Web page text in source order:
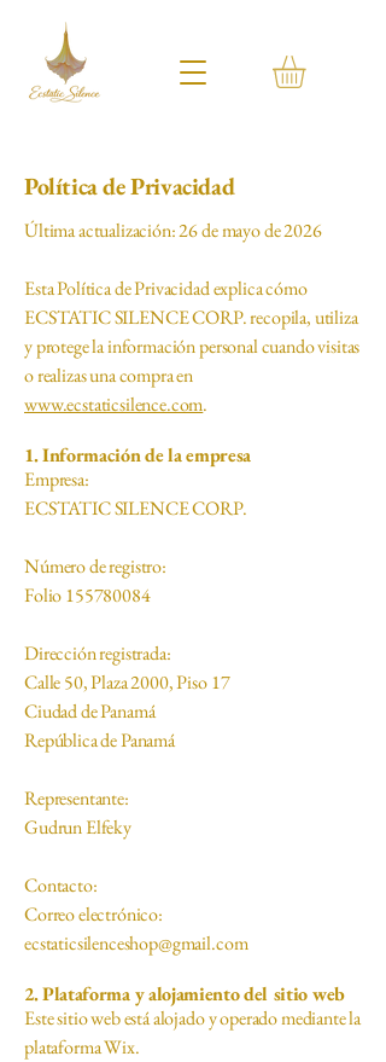
Política de Privacidad
Última actualización: 26 de mayo de 2026
Esta Política de Privacidad explica cómo
ECSTATIC SILENCE CORP. recopila, utiliza
y protege la información personal cuando visitas
o realizas una compra en
www.ecstaticsilence.com.
1. Información de la empresa
Empresa:
ECSTATIC SILENCE CORP.
Número de registro:
Folio 155780084
Dirección registrada:
Calle 50, Plaza 2000, Piso 17
Ciudad de Panamá
República de Panamá
Representante:
Gudrun Elfeky
Contacto:
Correo electrónico:
ecstaticsilenceshop@gmail.com
2. Plataforma y alojamiento del sitio web
Este sitio web está alojado y operado mediante la
plataforma Wix.